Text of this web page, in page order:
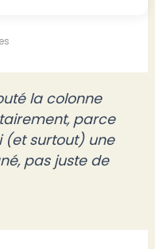
la colonne
parce
(et surtout) une
pas juste de